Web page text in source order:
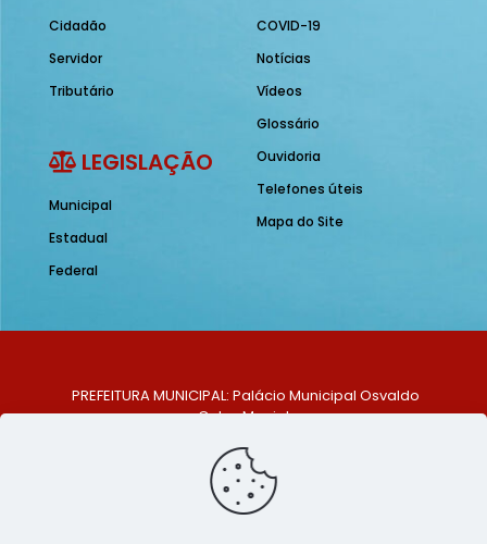
Cidadão
Servidor
Tributário
LEGISLAÇÃO
Municipal
Estadual
Federal
COVID-19
Notícias
Vídeos
Glossário
Ouvidoria
Telefones úteis
Mapa do Site
PREFEITURA MUNICIPAL: Palácio Municipal Osvaldo
Celso Maciel
Centro, São Bento do Una - PE. CEP: 553370-128
TELEFONE: (81) 99548-1569
E-MAIL: ouvidoria@saobentodouna.pe.gov.br